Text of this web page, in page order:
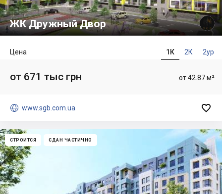
ЖК Дружный Двор
1К 2К 2ур
Цена
от 42.87 м²
от 671 тыс грн
 www.sgb.com.ua 
СТРОИТСЯ СДАН ЧАСТИЧНО